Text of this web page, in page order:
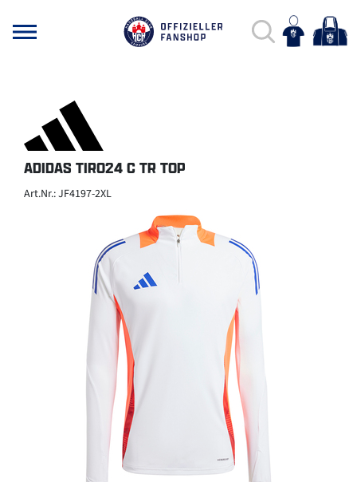
ADIDAS TIRO24 C TR TOP
Art.Nr.: JF4197-2XL